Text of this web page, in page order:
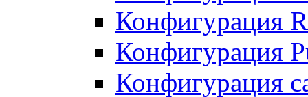
Конфигурация
Конфигурация
Конфигурация